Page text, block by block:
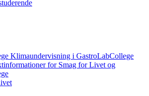
Klimaundervisning i GastroLabCollege
for Smag for Livet og